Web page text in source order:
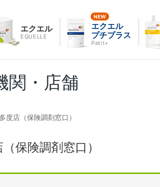
エクエル
EQUELLE
エクエル
プチプラス
Petit+
関・店舗
度店（保険調剤窓口）
保険調剤窓口）